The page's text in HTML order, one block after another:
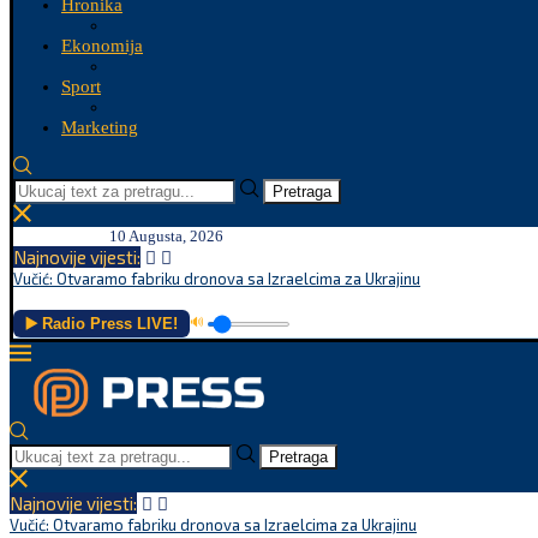
Hronika
Ekonomija
Sport
Marketing
Pretraga
10 Augusta, 2026
Najnovije vijesti:
Vučić: Otvaramo fabriku dronova sa Izraelcima za Ukrajinu
▶️ Radio Press LIVE! 🔊
Pretraga
Najnovije vijesti:
Vučić: Otvaramo fabriku dronova sa Izraelcima za Ukrajinu